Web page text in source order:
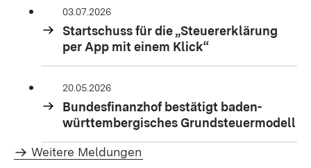
03.07.2026
Startschuss für die „Steuererklärung
per App mit einem Klick“
20.05.2026
Bundesfinanzhof bestätigt baden-
württembergisches Grundsteuermodell
Weitere Meldungen